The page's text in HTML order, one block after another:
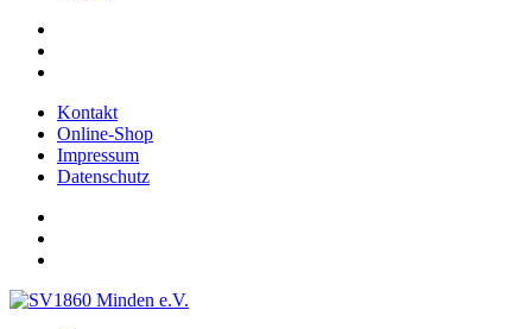
Kontakt
Online-Shop
Impressum
Datenschutz